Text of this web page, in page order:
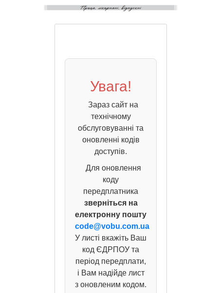
Увага!
Зараз сайт на
технічному
обслуговуванні та
оновленні кодів
доступів.
Для оновлення
коду
передплатника
зверніться на
електронну пошту
code@vobu.com.ua
У листі вкажіть Ваш
код ЄДРПОУ та
період передплати,
і Вам надійде лист
з оновленим кодом.